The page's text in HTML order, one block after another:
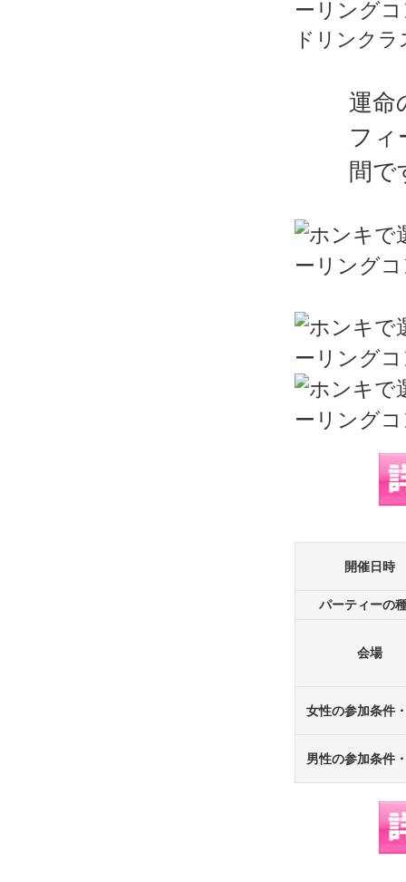
ドリンク
運
フィ
間
開催日時
パーティーの
会場
女性の参加条件
男性の参加条件